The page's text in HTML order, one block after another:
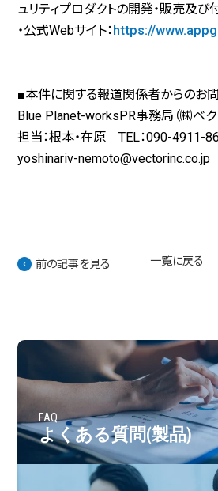
ュリティプロダクトの開発・販売及
・公式Webサイト：https://
■本件に関する報道関係者からのお
Blue Planet-worksPR事務局（㈱ベ
担当：根本・在原 TEL：090-4911-
yoshinariv-nemoto@vectorinc.co.jp
前の記事を見る 一覧に戻る
FAQ
よくある質問(製品)